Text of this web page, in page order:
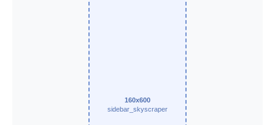
160x600
sidebar_skyscraper